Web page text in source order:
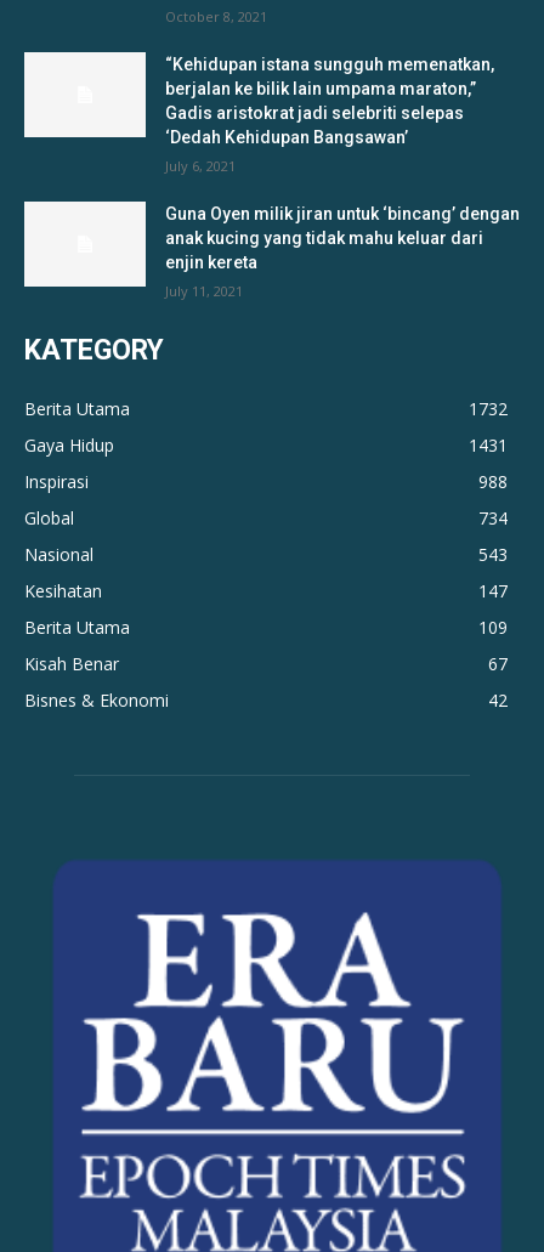
October 8, 2021
“Kehidupan istana sungguh memenatkan,
berjalan ke bilik lain umpama maraton,”
Gadis aristokrat jadi selebriti selepas
‘Dedah Kehidupan Bangsawan’
July 6, 2021
Guna Oyen milik jiran untuk ‘bincang’ dengan
anak kucing yang tidak mahu keluar dari
enjin kereta
July 11, 2021
KATEGORY
Berita Utama
1732
Gaya Hidup
1431
Inspirasi
988
Global
734
Nasional
543
Kesihatan
147
Berita Utama
109
Kisah Benar
67
Bisnes & Ekonomi
42